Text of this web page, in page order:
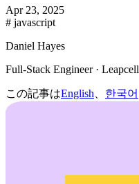
Apr 23, 2025
# javascript
Daniel Hayes
Full-Stack Engineer · Leapcell
この記事はEnglish 한국어